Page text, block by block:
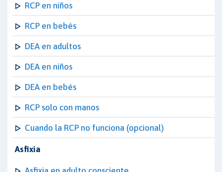
RCP en niños
RCP en bebés
DEA en adultos
DEA en niños
DEA en bebés
RCP solo con manos
Cuando la RCP no funciona (opcional)
Asfixia